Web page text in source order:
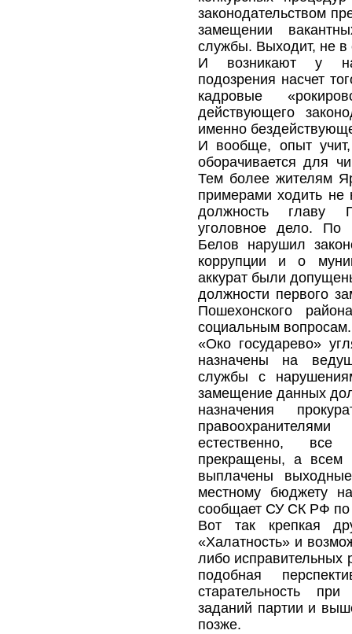
законодательством
замещении
службы. Выходит, не в
И возникают у
подозрения насчет
кадровые
действующего
именно
И вообще, опыт
оборачивается для
Тем более жителям
примерами ходить не
должность главу
уголовное дело. По
Белов нарушил
коррупции и о
аккурат были
должности первого
Пошехонского
социальным вопросам.
«Око государево»
назначены на
службы с
замещение данных
назначения
естественно,
прекращены, а всем
выплачены
местному бюджету
сообщает СУ СК РФ по
Вот так крепкая
«Халатность» и
либо исправительных
подобная
старательность
заданий партии и
позже.